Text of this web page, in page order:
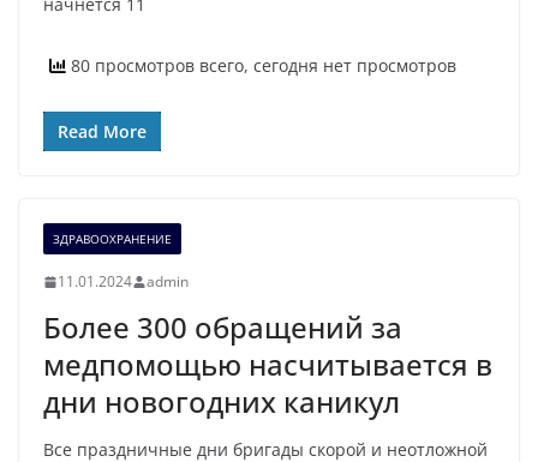
80 просмотров всего, сегодня нет просмотров
Read More
ЗДРАВООХРАНЕНИЕ
11.01.2024 admin
Более 300 обращений за
медпомощью насчитывается в
дни новогодних каникул
Все праздничные дни бригады скорой и неотложной